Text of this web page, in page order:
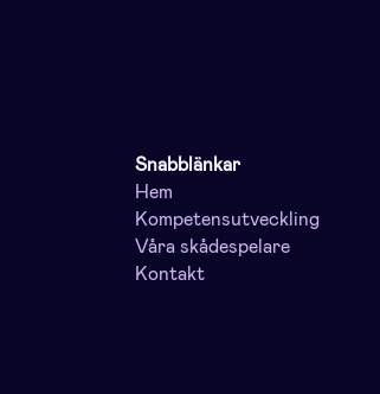
Snabblänkar
Hem
Kompetensutveckling
Våra skådespelare
Kontakt